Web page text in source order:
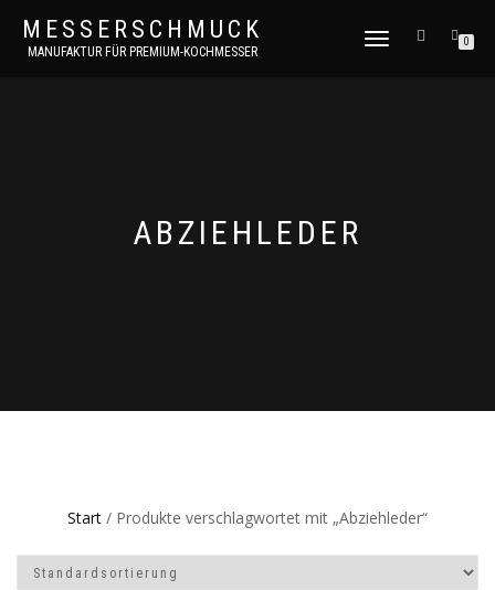
MESSERSCHMUCK
MANUFAKTUR FÜR PREMIUM-KOCHMESSER
NAVIGATION
0
ABZIEHLEDER
Start / Produkte verschlagwortet mit „Abziehleder“